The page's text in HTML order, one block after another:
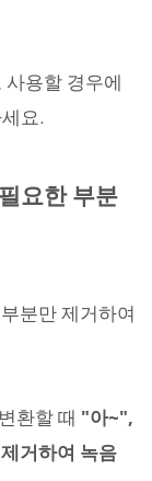
용할 경우에
요.
요한 부분
환할 때 "아~",
거하여 녹음